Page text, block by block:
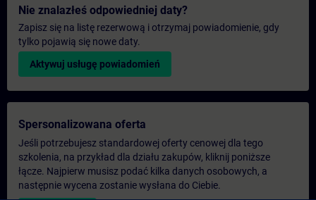
Nie znalazłeś odpowiedniej daty?
Zapisz się na listę rezerwową i otrzymaj powiadomienie, gdy
tylko pojawią się nowe daty.
Aktywuj usługę powiadomień
Spersonalizowana oferta
Jeśli potrzebujesz standardowej oferty cenowej dla tego
szkolenia, na przykład dla działu zakupów, kliknij poniższe
łącze. Najpierw musisz podać kilka danych osobowych, a
następnie wycena zostanie wysłana do Ciebie.